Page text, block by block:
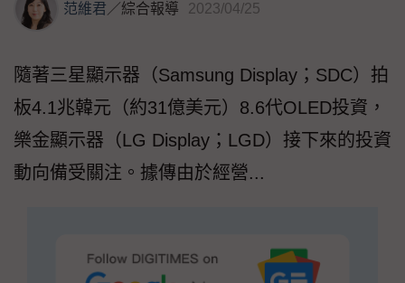
范維君／綜合報導 2023/04/25
隨著三星顯示器（Samsung Display；SDC）拍
板4.1兆韓元（約31億美元）8.6代OLED投資，
樂金顯示器（LG Display；LGD）接下來的投資
動向備受關注。據傳由於經營...